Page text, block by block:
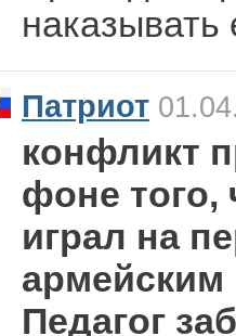
наказывать
Патриот
конфликт
фоне того,
играл на
армейским
Педагог